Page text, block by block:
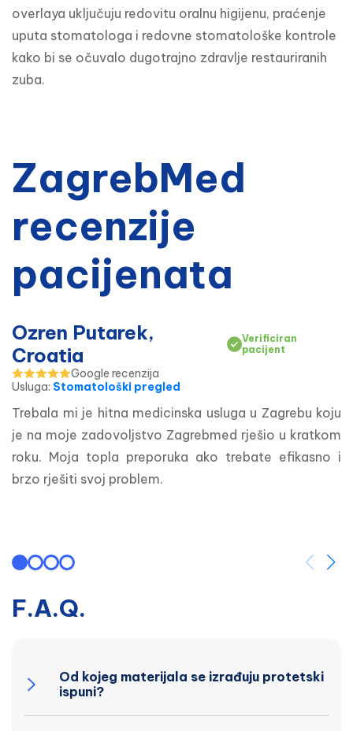
overlaya uključuju redovitu oralnu higijenu, praćenje
uputa stomatologa i redovne stomatološke kontrole
kako bi se očuvalo dugotrajno zdravlje restauriranih
zuba.
ZagrebMed
recenzije
pacijenata
Ozren Putarek,
Croatia
Verificiran
pacijent
Google recenzija
Usluga: Stomatološki pregled
Trebala mi je hitna medicinska usluga u Zagrebu koju
je na moje zadovoljstvo Zagrebmed rješio u kratkom
roku. Moja topla preporuka ako trebate efikasno i
brzo rješiti svoj problem.
F.A.Q.
Od kojeg materijala se izrađuju protetski
ispuni?